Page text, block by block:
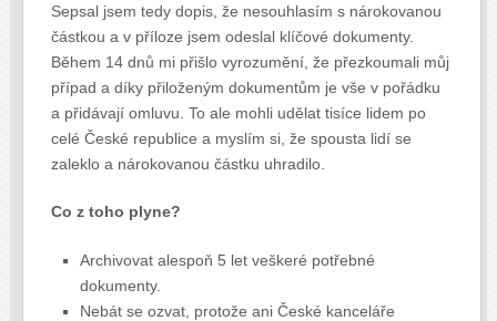
Sepsal jsem tedy dopis, že nesouhlasím s nárokovanou
částkou a v příloze jsem odeslal klíčové dokumenty.
Během 14 dnů mi přišlo vyrozumění, že přezkoumali můj
případ a díky přiloženým dokumentům je vše v pořádku
a přidávají omluvu. To ale mohli udělat tisíce lidem po
celé České republice a myslím si, že spousta lidí se
zaleklo a nárokovanou částku uhradilo.
Co z toho plyne?
Archivovat alespoň 5 let veškeré potřebné
dokumenty.
Nebát se ozvat, protože ani České kanceláře